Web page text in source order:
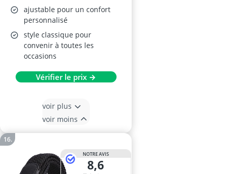
ajustable pour un confort
personnalisé
style classique pour
convenir à toutes les
occasions
Vérifier le prix →
voir plus
voir moins
NOTRE AVIS
8,6